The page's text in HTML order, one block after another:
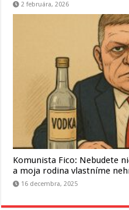
2 februára, 2026
Komunista Fico: Nebudete
a moja rodina vlastníme
16 decembra, 2025